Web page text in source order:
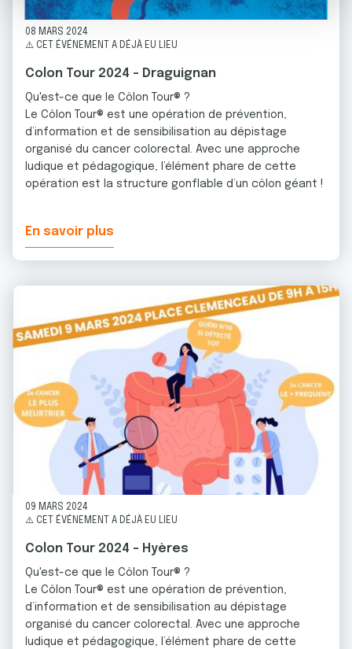
médias sociaux et d'analyser notre trafic. Nous
partageons également des informations sur l'utilisation de
notre site avec nos partenaires de médias sociaux, de
publicité et d'analyse, qui peuvent combiner celles-ci
avec d'autres informations que vous leur avez fournies
ou qu'ils ont collectées lors de votre utilisation de leurs
services.
08 MARS 2024
⚠️ CET ÉVÉNEMENT A DÉJÀ EU LIEU
Colon Tour 2024 - Draguignan
Qu'est-ce que le Côlon Tour® ?
Le Côlon Tour® est une opération de prévention,
d’information et de sensibilisation au dépistage
organisé du cancer colorectal. Avec une approche
ludique et pédagogique, l’élément phare de cette
opération est la structure gonflable d’un côlon géant !
En savoir plus
09 MARS 2024
⚠️ CET ÉVÉNEMENT A DÉJÀ EU LIEU
Colon Tour 2024 - Hyères
Qu'est-ce que le Côlon Tour® ?
Le Côlon Tour® est une opération de prévention,
d’information et de sensibilisation au dépistage
organisé du cancer colorectal. Avec une approche
ludique et pédagogique, l’élément phare de cette